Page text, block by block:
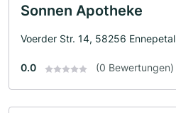
Sonnen Apotheke
Voerder Str. 14, 58256 Ennepetal
0.0 (0 Bewertungen)